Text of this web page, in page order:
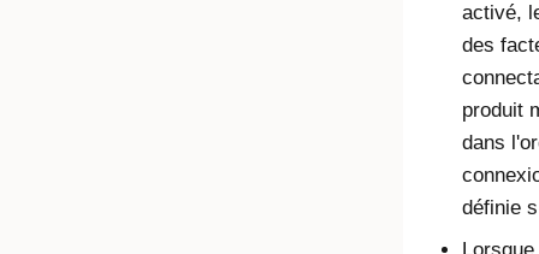
activé,
des
produit
dans
définie